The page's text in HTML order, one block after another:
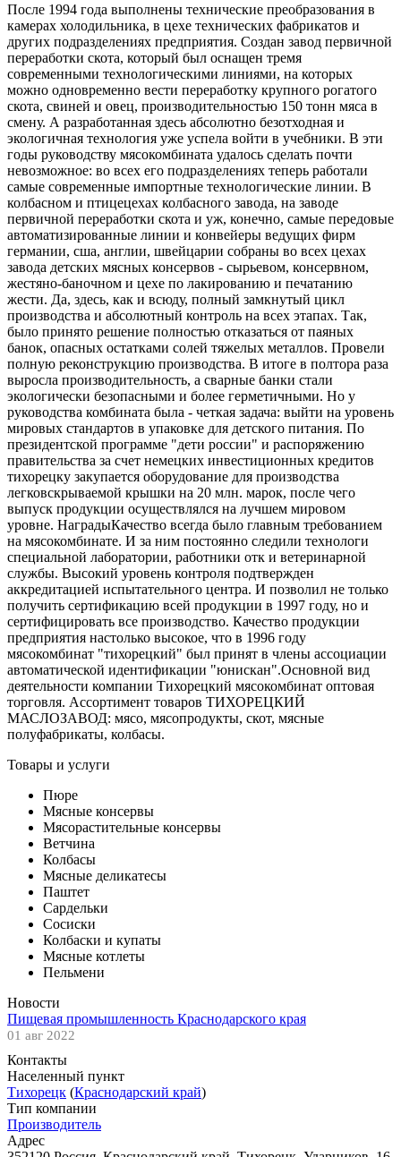
После 1994 года выполнены технические преобразования в
камерах холодильника, в цехе технических фабрикатов и
других подразделениях предприятия. Создан завод первичной
переработки скота, который был оснащен тремя
современными технологическими линиями, на которых
можно одновременно вести переработку крупного рогатого
скота, свиней и овец, производительностью 150 тонн мяса в
смену. А разработанная здесь абсолютно безотходная и
экологичная технология уже успела войти в учебники. В эти
годы руководству мясокомбината удалось сделать почти
невозможное: во всех его подразделениях теперь работали
самые современные импортные технологические линии. В
колбасном и птицецехах колбасного завода, на заводе
первичной переработки скота и уж, конечно, самые передовые
автоматизированные линии и конвейеры ведущих фирм
германии, сша, англии, швейцарии собраны во всех цехах
завода детских мясных консервов - сырьевом, консервном,
жестяно-баночном и цехе по лакированию и печатанию
жести. Да, здесь, как и всюду, полный замкнутый цикл
производства и абсолютный контроль на всех этапах. Так,
было принято решение полностью отказаться от паяных
банок, опасных остатками солей тяжелых металлов. Провели
полную реконструкцию производства. В итоге в полтора раза
выросла производительность, а сварные банки стали
экологически безопасными и более герметичными. Но у
руководства комбината была - четкая задача: выйти на уровень
мировых стандартов в упаковке для детского питания. По
президентской программе "дети россии" и распоряжению
правительства за счет немецких инвестиционных кредитов
тихорецку закупается оборудование для производства
легковскрываемой крышки на 20 млн. марок, после чего
выпуск продукции осуществлялся на лучшем мировом
уровне. НаградыКачество всегда было главным требованием
на мясокомбинате. И за ним постоянно следили технологи
специальной лаборатории, работники отк и ветеринарной
службы. Высокий уровень контроля подтвержден
аккредитацией испытательного центра. И позволил не только
получить сертификацию всей продукции в 1997 году, но и
сертифицировать все производство. Качество продукции
предприятия настолько высокое, что в 1996 году
мясокомбинат "тихорецкий" был принят в члены ассоциации
автоматической идентификации "юнискан".Основной вид
деятельности компании Тихорецкий мясокомбинат оптовая
торговля. Ассортимент товаров ТИХОРЕЦКИЙ
МАСЛОЗАВОД: мясо, мясопродукты, скот, мясные
полуфабрикаты, колбасы.
Товары и услуги
Пюре
Мясные консервы
Мясорастительные консервы
Ветчина
Колбасы
Мясные деликатесы
Паштет
Сардельки
Сосиски
Колбаски и купаты
Мясные котлеты
Пельмени
Новости
Пищевая промышленность Краснодарского края
01 авг 2022
Контакты
Населенный пункт
Тихорецк (Краснодарский край)
Тип компании
Производитель
Адрес